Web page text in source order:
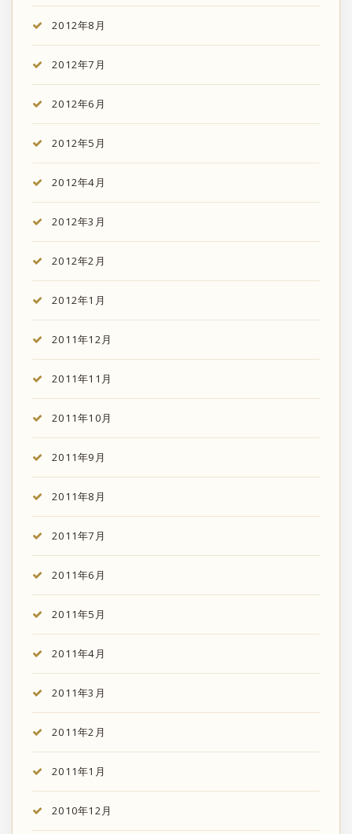
2012年8月
2012年7月
2012年6月
2012年5月
2012年4月
2012年3月
2012年2月
2012年1月
2011年12月
2011年11月
2011年10月
2011年9月
2011年8月
2011年7月
2011年6月
2011年5月
2011年4月
2011年3月
2011年2月
2011年1月
2010年12月